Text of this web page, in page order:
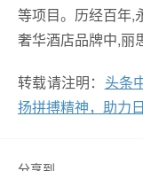
等项目。历经百年,
奢华酒店品牌中,丽
转载请注明： 头条
扬拼搏精神，助力